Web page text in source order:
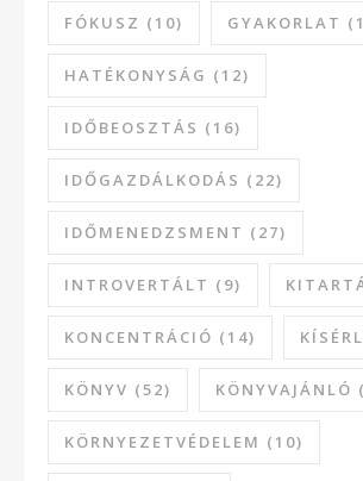
FÓKUSZ (10) GYAKORLAT
HATÉKONYSÁG (12)
IDŐBEOSZTÁS (16)
IDŐGAZDÁLKODÁS (22)
IDŐMENEDZSMENT (27)
INTROVERTÁLT (9)
KONCENTRÁCIÓ (14)
KÖNYV (52) KÖNYVAJÁNLÓ
KÖRNYEZETVÉDELEM (10)